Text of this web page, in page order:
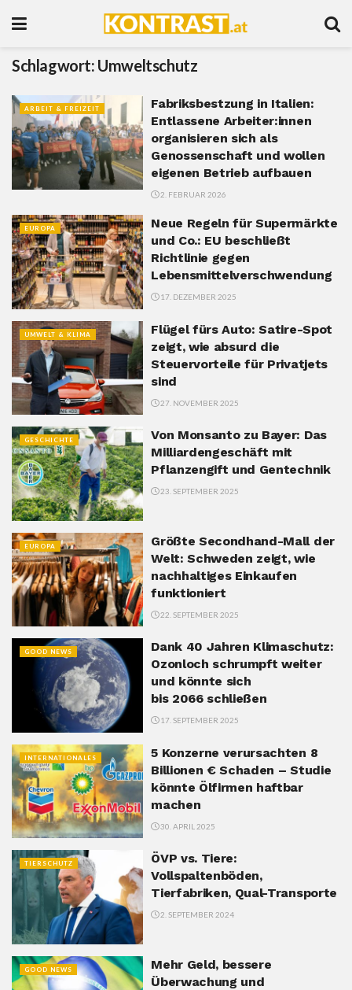
Schlagwort: Umweltschutz
ARBEIT & FREIZEIT
Fabriksbestzung in Italien:
Entlassene Arbeiter:innen
organisieren sich als
Genossenschaft und wollen
eigenen Betrieb aufbauen
2. FEBRUAR 2026
EUROPA
Neue Regeln für Supermärkte
und Co.: EU beschließt
Richtlinie gegen
Lebensmittelverschwendung
17. DEZEMBER 2025
UMWELT & KLIMA
Flügel fürs Auto: Satire-Spot
zeigt, wie absurd die
Steuervorteile für Privatjets
sind
27. NOVEMBER 2025
GESCHICHTE
Von Monsanto zu Bayer: Das
Milliardengeschäft mit
Pflanzengift und Gentechnik
23. SEPTEMBER 2025
EUROPA
Größte Secondhand-Mall der
Welt: Schweden zeigt, wie
nachhaltiges Einkaufen
funktioniert
22. SEPTEMBER 2025
GOOD NEWS
Dank 40 Jahren Klimaschutz:
Ozonloch schrumpft weiter
und könnte sich
bis 2066 schließen
17. SEPTEMBER 2025
INTERNATIONALES
5 Konzerne verursachten 8
Billionen € Schaden – Studie
könnte Ölfirmen haftbar
machen
30. APRIL 2025
TIERSCHUTZ
ÖVP vs. Tiere:
Vollspaltenböden,
Tierfabriken, Qual-Transporte
2. SEPTEMBER 2024
GOOD NEWS
Mehr Geld, bessere
Überwachung und